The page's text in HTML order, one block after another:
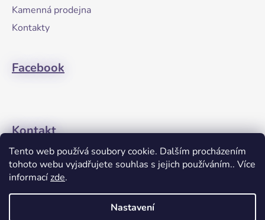
Tento web používá soubory cookie. Dalším procházením
tohoto webu vyjadřujete souhlas s jejich používáním.. Více
informacízde.
Nastavení
Kamenná prodejna
Kontakty
Facebook
Kontakt
+420608274762